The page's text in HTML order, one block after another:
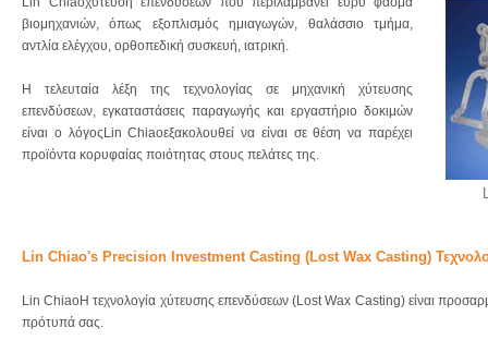
βιομηχανιών, όπως εξοπλισμός ημιαγωγών, θαλάσσιο τμήμα,
αντλία ελέγχου, ορθοπεδική συσκευή, ιατρική.
Η τελευταία λέξη της τεχνολογίας σε μηχανική χύτευσης
επενδύσεων, εγκαταστάσεις παραγωγής και εργαστήριο δοκιμών
είναι ο λόγοςLin Chiaoεξακολουθεί να είναι σε θέση να παρέχει
προϊόντα κορυφαίας ποιότητας στους πελάτες της.
Lin Chiao's Precision Investment Casting (Lost Wax Casting)
Lin ChiaoΗ τεχνολογία χύτευσης επενδύσεων (Lost Wax Casting) είναι
πρότυπά σας.